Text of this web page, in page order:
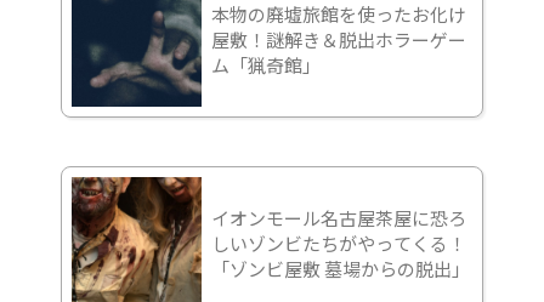
本物の廃墟旅館を使ったお化け
屋敷！謎解き＆脱出ホラーゲー
ム「猟奇館」
イオンモール名古屋茶屋に恐ろ
しいゾンビたちがやってくる！
「ゾンビ屋敷 墓場からの脱出」